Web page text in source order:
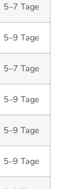
5–7 Tage
5–9 Tage
5–7 Tage
5–9 Tage
5–9 Tage
5–9 Tage